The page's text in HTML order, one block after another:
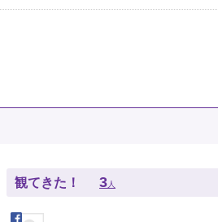
観てきた！ 3 人